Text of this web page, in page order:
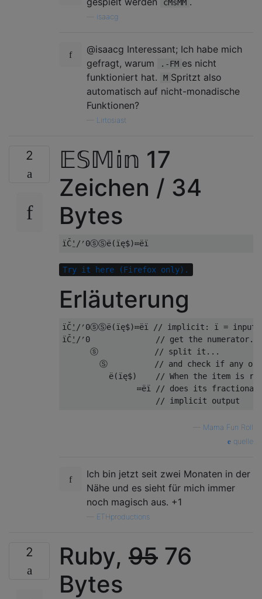
cMsMM
isaacg
@isaacg Interessant; Ich habe mich
gefragt, warum
.-FM es nicht
funktioniert hat.
M Spritzt also
automatisch auf nicht-monadische
Funktionen?
Lirtosiast
2
𝔼𝕊𝕄𝕚𝕟 17
Zeichen / 34
Bytes
Try it here (Firefox only).
Erläuterung
ïČ⍘/⎖0ⓢⓈë(ïę$)≔ëï // implicit: ï = input
ïČ⍘/⎖0              // get the
      ⓢ            // split it...
Ⓢ          // and check if any of
ë(ïę$)    // When the item is
≔ëï // does its
Mama Fun Roll
quelle
Ich bin jetzt seit zwei Monaten in der
Nähe und es sieht für mich immer
noch magisch aus. +1
ETHproductions
2 Ruby, 95 76
Bytes